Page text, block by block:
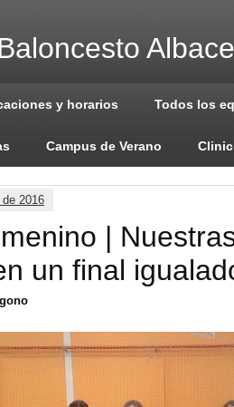
y horarios Todos los
Campus de Verano
2016
|
un final